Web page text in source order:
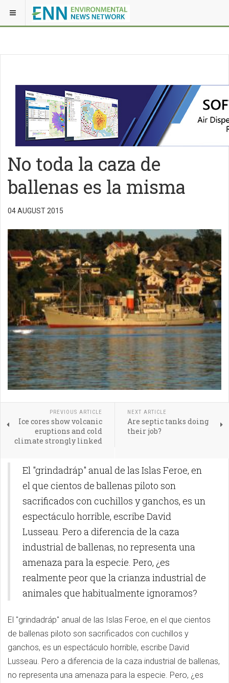
No toda la caza de
ballenas es la misma
04 AUGUST 2015
PREVIOUS ARTICLE
Ice cores show volcanic
eruptions and cold
climate strongly linked
NEXT ARTICLE
Are septic tanks doing
their job?
El "grindadráp" anual de las Islas Feroe, en
el que cientos de ballenas piloto son
sacrificados con cuchillos y ganchos, es un
espectáculo horrible, escribe David
Lusseau. Pero a diferencia de la caza
industrial de ballenas, no representa una
amenaza para la especie. Pero, ¿es
realmente peor que la crianza industrial de
animales que habitualmente ignoramos?
El "grindadráp" anual de las Islas Feroe, en el que cientos
de ballenas piloto son sacrificados con cuchillos y
ganchos, es un espectáculo horrible, escribe David
Lusseau. Pero a diferencia de la caza industrial de ballenas,
no representa una amenaza para la especie. Pero, ¿es